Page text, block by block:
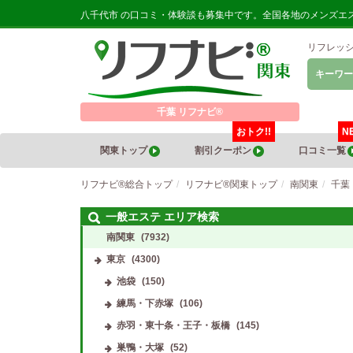
八千代市 の口コミ・体験談も募集中です。全国各地のメンズ
千葉 リフナビ®
リフレッ
キーワ
関東トップ 割引クーポン
おトク!!
口コミ一覧
リフナビ®総合トップ リフナビ®関東トップ 南関東 千葉
一般エステ エリア検索
南関東 (7932)
東京 (4300)
池袋
(150)
練馬・下赤塚
(106)
赤羽・東十条・王子・板橋
(145)
巣鴨・大塚
(52)